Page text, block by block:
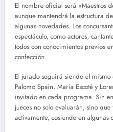
El nombre oficial será «Maestros
aunque mantendrá la estructura
algunas novedades. Los
espectáculo, como actores,
todos con conocimientos previos
confección.
El jurado seguirá siendo el
Palomo Spain, María Escoté y
invitado en cada programa. Sin
jueces no solo evaluarán, sino
activamente, cosiendo en algunas